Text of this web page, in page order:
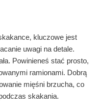
kluczowe jest
uwagi na detale.
Powinieneś stać prosto,
ramionami. Dobrą
mięśni brzucha, co
skakania.